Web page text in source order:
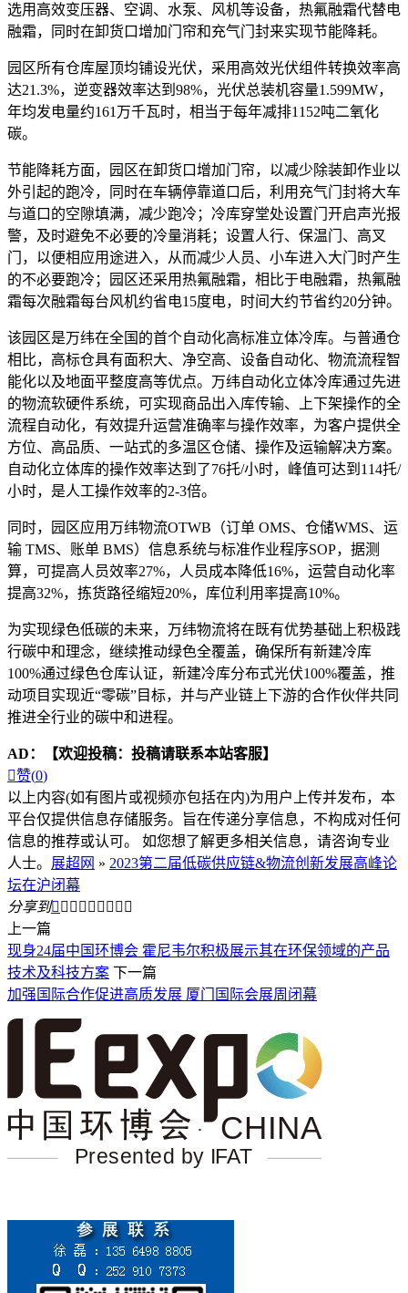
选用高效变压器、空调、水泵、风机等设备，热氟融霜代替电
融霜，同时在卸货口增加门帘和充气门封来实现节能降耗。
园区所有仓库屋顶均铺设光伏，采用高效光伏组件转换效率高
达21.3%，逆变器效率达到98%，光伏总装机容量1.599MW，
年均发电量约161万千瓦时，相当于每年减排1152吨二氧化
碳。
节能降耗方面，园区在卸货口增加门帘，以减少除装卸作业以
外引起的跑冷，同时在车辆停靠道口后，利用充气门封将大车
与道口的空隙填满，减少跑冷；冷库穿堂处设置门开启声光报
警，及时避免不必要的冷量消耗；设置人行、保温门、高叉
门，以便相应用途进入，从而减少人员、小车进入大门时产生
的不必要跑冷；园区还采用热氟融霜，相比于电融霜，热氟融
霜每次融霜每台风机约省电15度电，时间大约节省约20分钟。
该园区是万纬在全国的首个自动化高标准立体冷库。与普通仓
相比，高标仓具有面积大、净空高、设备自动化、物流流程智
能化以及地面平整度高等优点。万纬自动化立体冷库通过先进
的物流软硬件系统，可实现商品出入库传输、上下架操作的全
流程自动化，有效提升运营准确率与操作效率，为客户提供全
方位、高品质、一站式的多温区仓储、操作及运输解决方案。
自动化立体库的操作效率达到了76托/小时，峰值可达到114托/
小时，是人工操作效率的2-3倍。
同时，园区应用万纬物流OTWB（订单 OMS、仓储WMS、运
输 TMS、账单 BMS）信息系统与标准作业程序SOP，据测
算，可提高人员效率27%，人员成本降低16%，运营自动化率
提高32%，拣货路径缩短20%，库位利用率提高10%。
为实现绿色低碳的未来，万纬物流将在既有优势基础上积极践
行碳中和理念，继续推动绿色全覆盖，确保所有新建冷库
100%通过绿色仓库认证，新建冷库分布式光伏100%覆盖，推
动项目实现近“零碳”目标，并与产业链上下游的合作伙伴共同
推进全行业的碳中和进程。
AD：
【欢迎投稿：投稿请联系本站客服】
赞(0)
以上内容(如有图片或视频亦包括在内)为用户上传并发布，本
平台仅提供信息存储服务。旨在传递分享信息，不构成对任何
信息的推荐或认可。 如您想了解更多相关信息，请咨询专业
人士。 展超网 » 2023第二届低碳供应链&物流创新发展高峰论
坛在沪闭幕
分享到        
上一篇
现身24届中国环博会 霍尼韦尔积极展示其在环保领域的产品
技术及科技方案 下一篇
加强国际合作促进高质发展 厦门国际会展周闭幕